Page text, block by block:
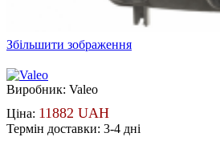
Збільшити зображення
Виробник: Valeo
Ціна: 11882 UAH
Термін доставки: 3-4 дні